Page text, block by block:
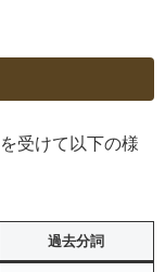
受けて以下の様
過去分詞